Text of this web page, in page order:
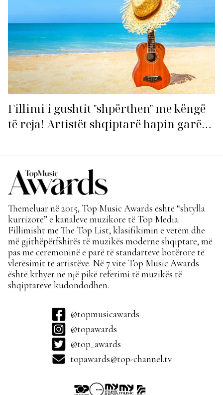
Fillimi i gushtit "shpërthen" me këngë
të reja! Artistët shqiptarë hapin garën
Themeluar në 2015, Top Music Awards është “shtylla
kurrizore” e kanaleve muzikore të Top Media.
Fillimisht me The Top List, klasifikimin e vetëm dhe
më gjithëpërfshirës të muzikës moderne shqiptare, më
pas me ceremoninë e parë të standarteve botërore të
vlerësimit të artistëve. Në 7 vite Top Music Awards
është kthyer në një pikë referimi të muzikës të
shqiptarëve kudondodhen.
@topmusicawards
@topawards
@top_awards
topawards@top-channel.tv